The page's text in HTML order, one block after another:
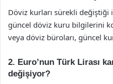
Döviz kurları sürekli
güncel döviz kuru bilgilerini
veya döviz büroları, güncel
2. Euro’nun Türk Lirası
değişiyor?